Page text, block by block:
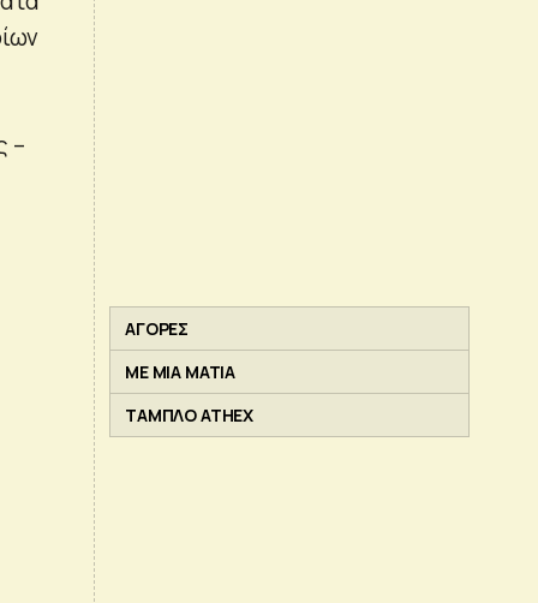
–
ΑΓΟΡΕΣ
ΜΕ ΜΙΑ ΜΑΤΙΑ
ΤΑΜΠΛΟ ATHEX